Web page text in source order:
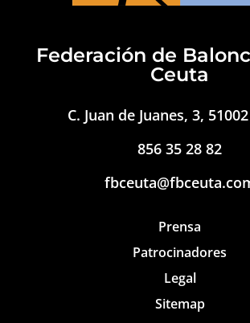
Federación de
Ceuta
C. Juan de Juanes, 3,
856 35 28 82
Prensa
Patrocinadores
Legal
Sitemap